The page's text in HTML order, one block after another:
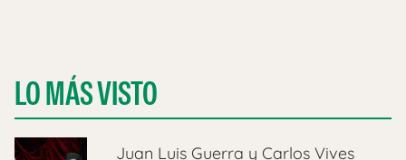
LO MÁS VISTO
Juan Luis Guerra y Carlos Vives